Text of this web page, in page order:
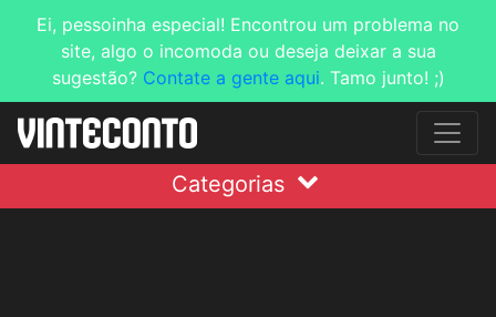
Ei, pessoinha especial! Encontrou um problema no
site, algo o incomoda ou deseja deixar a sua
sugestão? Contate a gente aqui. Tamo junto! ;)
Categorias